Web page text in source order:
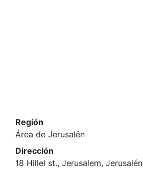
Región
Área de Jerusalén
Dirección
18 Hillel st., Jerusalem, Jerusalén